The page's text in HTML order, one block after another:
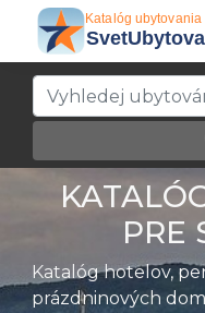
PRE
Katalóg hotelov,
prázdninových